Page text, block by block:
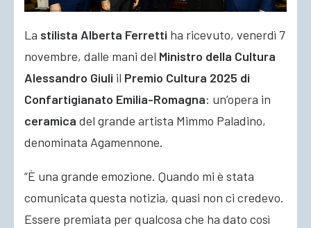
La stilista Alberta Ferretti ha ricevuto, venerdì 7
novembre, dalle mani del Ministro della Cultura
Alessandro Giuli il Premio Cultura 2025 di
Confartigianato Emilia-Romagna: un’opera in
ceramica del grande artista Mimmo Paladino,
denominata Agamennone.
“È una grande emozione. Quando mi è stata
comunicata questa notizia, quasi non ci credevo.
Essere premiata per qualcosa che ha dato così